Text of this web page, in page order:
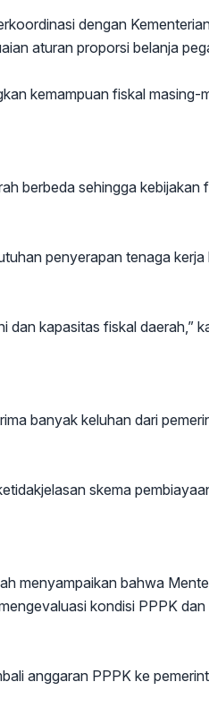
dengan
aturan proporsi belanja
kemampuan fiskal masing-
berbeda sehingga kebijakan
penyerapan tenaga kerja
dan kapasitas fiskal daerah,”
banyak keluhan dari
skema
menyampaikan bahwa
kondisi PPPK
anggaran PPPK ke